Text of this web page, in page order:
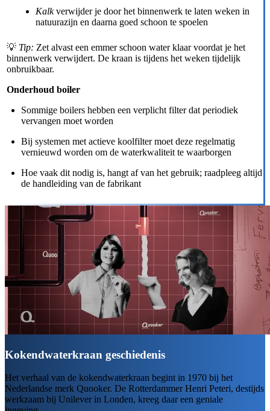
Kalkverwijder je door het binnenwerk te laten weken in
natuurazijn en daarna goed schoon te spoelen
💡 Tip: Zet alvast een emmer schoon water klaar voordat je het
binnenwerk verwijdert. De kraan is tijdens het weken tijdelijk
onbruikbaar.
Onderhoud boiler
Sommige boilers hebben een verplicht filter dat periodiek
vervangen moet worden
Bij systemen met actieve koolfilter moet deze regelmatig
vernieuwd worden om de waterkwaliteit te waarborgen
Hoe vaak dit nodig is, hangt af van het gebruik; raadpleeg altijd
de handleiding van de fabrikant
Kokendwaterkraan geschiedenis
Het verhaal van de kokendwaterkraan begint in 1970 bij het
Nederlandse merk Quooker. De Rotterdammer Henri Peteri, destijds
werkzaam bij Unilever in Londen, kreeg daar een geniale